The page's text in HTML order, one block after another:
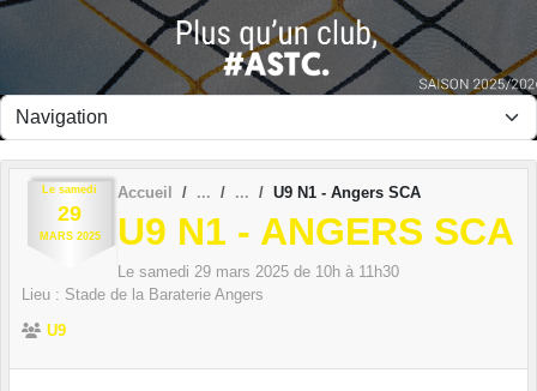
Le samedi
29
MARS 2025
Accueil U9 N1 - Angers SCA
U9 N1 - ANGERS SCA
Le samedi 29 mars 2025 de 10h à 11h30
Lieu : Stade de la Baraterie Angers
U9
Panneau de gestion des cookies